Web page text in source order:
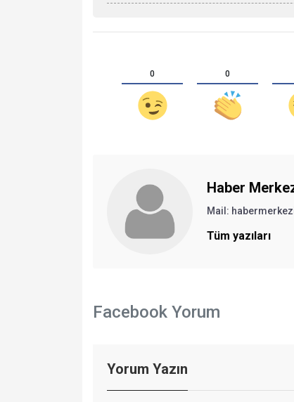
0 0
Haber
Mail:
Tüm yazıları
Facebook Yorum
Yorum Yazın